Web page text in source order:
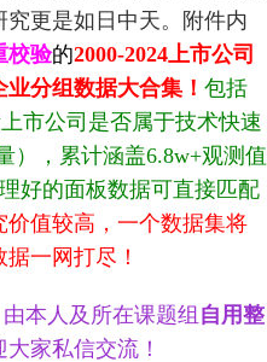
究更是如日中天。附件内
校验的2000-2024上市公司
分组数据大合集！ 包括
市公司是否属于技术快速
），累计涵盖6.8w+观测值
好的面板数据可直接匹配
价值较高，一个数据集将
一网打尽！
本人及所在课题组 自用整
大家私信交流！